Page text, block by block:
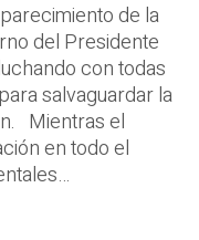
de la
del Presidente
con todas
salvaguardar la
Mientras el
en todo el